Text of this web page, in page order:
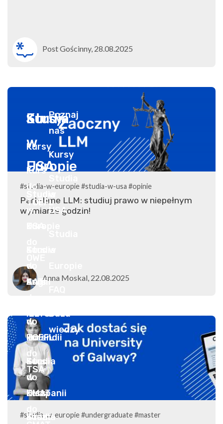
Post Gościnny, 28.08.2025
#studia-w-europie#studia-w-usa #opinie
Part-time LLM: studiuj prawo w niepełnym
wymiarze godzin!
Anna Moskal, 22.08.2025
#studia-w-europie#undergraduate#master